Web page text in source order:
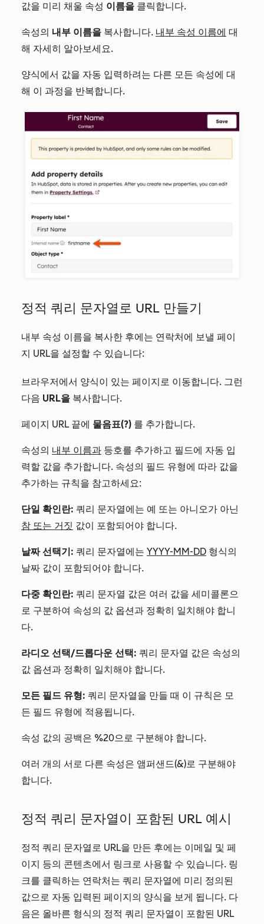
값을 미리 채울 속성 이름을 클릭합니다.
속성의 내부 이름을 복사합니다. 내부 속성 이름에 대
해 자세히 알아보세요.
양식에서 값을 자동 입력하려는 다른 모든 속성에 대
해 이 과정을 반복합니다.
정적 쿼리 문자열로 URL 만들기
내부 속성 이름을 복사한 후에는 연락처에 보낼 페이
지 URL을 설정할 수 있습니다:
브라우저에서 양식이 있는 페이지로 이동합니다. 그런
다음 URL을 복사합니다.
페이지 URL 끝에 물음표(?) 를 추가합니다.
속성의 내부 이름과 등호를 추가하고 필드에 자동 입
력할 값을 추가합니다. 속성의 필드 유형에 따라 값을
추가하는 규칙을 참고하세요:
단일 확인란: 쿼리 문자열에는 예 또는 아니오가 아닌
참 또는 거짓 값이 포함되어야 합니다.
날짜 선택기: 쿼리 문자열에는 YYYY-MM-DD 형식의
날짜 값이 포함되어야 합니다.
다중 확인란: 쿼리 문자열 값은 여러 값을 세미콜론으
로 구분하여 속성의 값 옵션과 정확히 일치해야 합니
다.
라디오 선택/드롭다운 선택: 쿼리 문자열 값은 속성의
값 옵션과 정확히 일치해야 합니다.
모든 필드 유형: 쿼리 문자열을 만들 때 이 규칙은 모
든 필드 유형에 적용됩니다.
속성 값의 공백은 %20으로 구분해야 합니다.
여러 개의 서로 다른 속성은 앰퍼샌드(&)로 구분해야
합니다.
정적 쿼리 문자열이 포함된 URL 예시
정적 쿼리 문자열로 URL을 만든 후에는 이메일 및 페
이지 등의 콘텐츠에서 링크로 사용할 수 있습니다. 링
크를 클릭하는 연락처는 쿼리 문자열에 미리 정의된
값으로 자동 입력된 페이지의 양식을 보게 됩니다. 다
음은 올바른 형식의 정적 쿼리 문자열이 포함된 URL